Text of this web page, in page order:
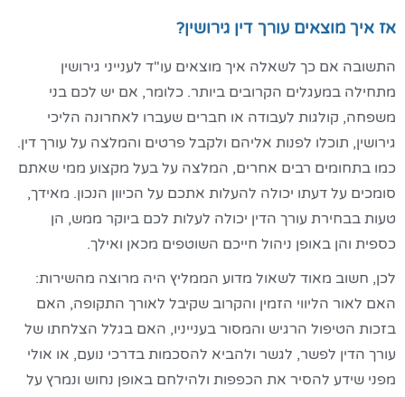
אז איך מוצאים עורך דין גירושין?
התשובה אם כך לשאלה איך מוצאים עו"ד לענייני גירושין
מתחילה במעגלים הקרובים ביותר. כלומר, אם יש לכם בני
משפחה, קולגות לעבודה או חברים שעברו לאחרונה הליכי
גירושין, תוכלו לפנות אליהם ולקבל פרטים והמלצה על עורך דין.
כמו בתחומים רבים אחרים, המלצה על בעל מקצוע ממי שאתם
סומכים על דעתו יכולה להעלות אתכם על הכיוון הנכון. מאידך,
טעות בבחירת עורך הדין יכולה לעלות לכם ביוקר ממש, הן
כספית והן באופן ניהול חייכם השוטפים מכאן ואילך.
לכן, חשוב מאוד לשאול מדוע הממליץ היה מרוצה מהשירות:
האם לאור הליווי הזמין והקרוב שקיבל לאורך התקופה, האם
בזכות הטיפול הרגיש והמסור בענייניו, האם בגלל הצלחתו של
עורך הדין לפשר, לגשר ולהביא להסכמות בדרכי נועם, או אולי
מפני שידע להסיר את הכפפות ולהילחם באופן נחוש ונמרץ על